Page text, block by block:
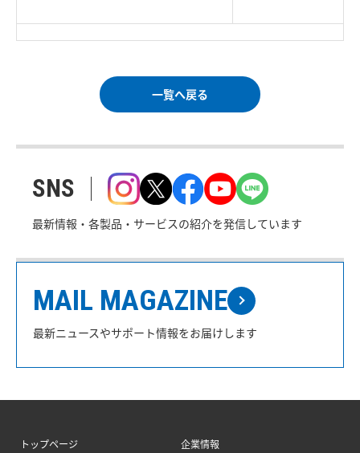
一覧へ戻る
SNS
最新情報・各製品・サービスの紹介を発信しています
MAIL MAGAZINE
最新ニュースやサポート情報をお届けします
トップページ
企業情報